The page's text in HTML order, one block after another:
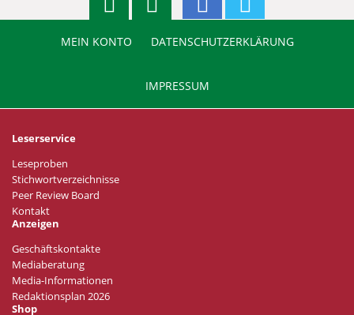
MEIN KONTO DATENSCHUTZERKLÄRUNG
IMPRESSUM
Leserservice
Leseproben
Stichwortverzeichnisse
Peer Review Board
Kontakt
Anzeigen
Geschäftskontakte
Mediaberatung
Media-Informationen
Redaktionsplan 2026
Shop